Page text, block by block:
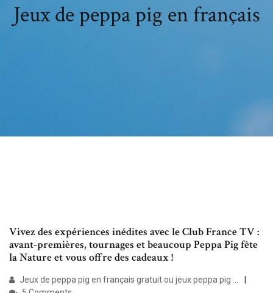
Jeux de peppa pig en français
Vivez des expériences inédites avec le Club France TV :
avant-premières, tournages et beaucoup Peppa Pig fête
la Nature et vous offre des cadeaux !
Jeux de peppa pig en français gratuit ou jeux peppa pig ...